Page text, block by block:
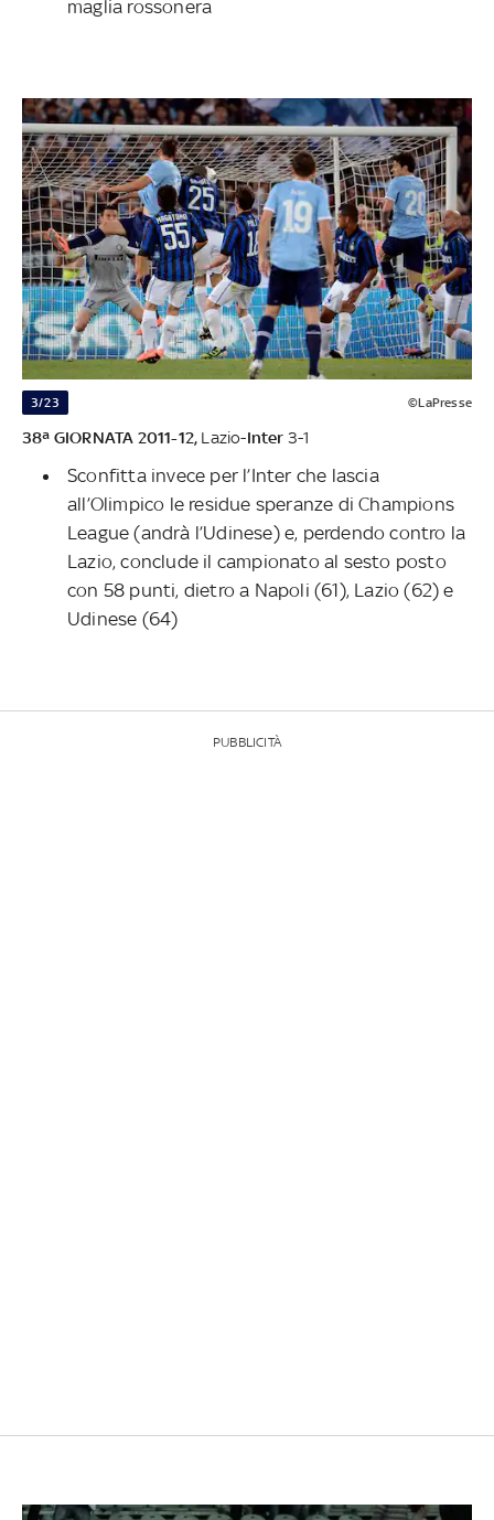
maglia rossonera
3/23 ©LaPresse
38ª GIORNATA 2011-12, Lazio-Inter 3-1
Sconfitta invece per l’Inter che lascia
all’Olimpico le residue speranze di Champions
League (andrà l’Udinese) e, perdendo contro la
Lazio, conclude il campionato al sesto posto
con 58 punti, dietro a Napoli (61), Lazio (62) e
Udinese (64)
PUBBLICITÀ